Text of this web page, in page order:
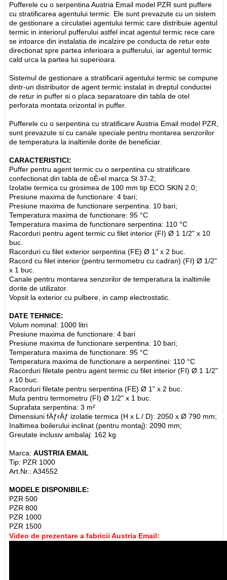
Pufferele cu o serpentina Austria Email model PZR sunt puffere
cu stratificarea agentului termic. Ele sunt prevazute cu un sistem
de gestionare a circulatiei agentului termic care distribuie agentul
termic in interiorul pufferului astfel incat agentul termic rece care
se intoarce din instalatia de incalzire pe conducta de retur este
directionat spre partea inferioara a pufferului, iar agentul termic
cald urca la partea lui superioara.
Sistemul de gestionare a stratificarii agentului termic se compune
dintr-un distribuitor de agent termic instalat in dreptul conductei
de retur in puffer si o placa separatoare din tabla de otel
perforata montata orizontal in puffer.
Pufferele cu o serpentina cu stratificare Austria Email model PZR,
sunt prevazute si cu canale speciale pentru montarea senzorilor
de temperatura la inaltimile dorite de beneficiar.
CARACTERISTICI:
Puffer pentru agent termic cu o serpentina cu stratificare
confectionat din tabla de oÈ›el marca St 37-2;
Izolatie termica cu grosimea de 100 mm tip ECO SKIN 2.0;
Presiune maxima de functionare: 4 bari;
Presiune maxima de functionare serpentina: 10 bari;
Temperatura maxima de functionare: 95 °C
Temperatura maxima de functionare serpentina: 110 °C
Racorduri pentru agent termic cu filet interior (FI) Ø 1 1/2" x 10
buc.
Racorduri cu filet exterior serpentina (FE) Ø 1" x 2 buc.
Racord cu filet interior (pentru termometru cu cadran) (FI) Ø 1/2"
x 1 buc.
Canale pentru montarea senzorilor de temperatura la inaltimile
dorite de utilizator.
Vopsit la exterior cu pulbere, in camp electrostatic.
DATE TEHNICE:
Volum nominal: 1000 litri
Presiune maxima de functionare: 4 bari
Presiune maxima de functionare serpentina: 10 bari;
Temperatura maxima de functionare: 95 °C
Temperatura maxima de functionare a serpentinei: 110 °C
Racorduri filetate pentru agent termic cu filet interior (FI) Ø 1 1/2"
x 10 buc.
Racorduri filetate pentru serpentina (FE) Ø 1" x 2 buc.
Mufa pentru termometru (FI) Ø 1/2" x 1 buc.
Suprafata serpentina: 3 m²
Dimensiuni fÄƒrÄƒ izolatie termica (H x L / D): 2050 x Ø 790 mm;
Inaltimea boilerului inclinat (pentru montaj): 2090 mm;
Greutate inclusiv ambalaj: 162 kg
Marca:AUSTRIA EMAIL
Tip: PZR 1000
Art.Nr.: A34552
MODELE DISPONIBILE:
PZR 500
PZR 800
PZR 1000
PZR 1500
Video de prezentare a fabricii Austria Email: